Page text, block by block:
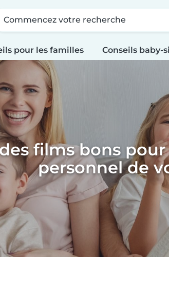
Commencez votre recherche
pour les familles Conseils baby-
films bons
personnel de